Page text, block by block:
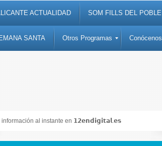
ACTUALIDAD SOM FILLS DEL POBLE
SANTA Otros Programas Conócenos
información al instante en 𝟭𝟮𝗲𝗻𝗱𝗶𝗴𝗶𝘁𝗮𝗹.𝗲𝘀